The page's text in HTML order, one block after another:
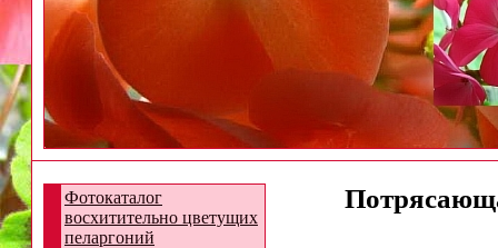
Фотокаталог
восхитительно цветущих
пеларгоний